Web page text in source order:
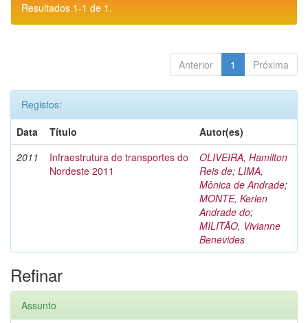
Resultados 1-1 de 1.
Anterior 1 Próxima
Registos:
Data
Título
Autor(es)
2011
Infraestrutura de transportes do
Nordeste 2011
OLIVEIRA, Hamilton
Reis de; LIMA,
Mônica de Andrade;
MONTE, Kerlen
Andrade do;
MILITÃO, Vivianne
Benevides
Refinar
Assunto